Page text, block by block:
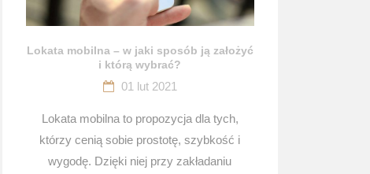
Lokata mobilna – w jaki sposób ją założyć
i którą wybrać?
01 lut 2021
Lokata mobilna to propozycja dla tych,
którzy cenią sobie prostotę, szybkość i
wygodę. Dzięki niej przy zakładaniu